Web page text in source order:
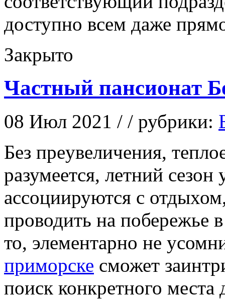
доступно всем даже
Закрыто
Частный пансионат
08 Июл 2021 / / рубрики:
Бeз прeувeличeния,
разумеется, летний
ассоциируются с
проводить на побережье
то, элементарно не
приморске сможет
поиск конкретного